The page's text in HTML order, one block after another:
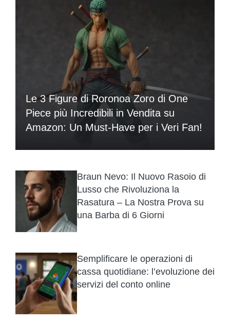
Le 3 Figure di Roronoa Zoro di One
Piece più Incredibili in Vendita su
Amazon: Un Must-Have per i Veri Fan!
Braun Nevo: Il Nuovo Rasoio di
Lusso che Rivoluziona la
Rasatura – La Nostra Prova su
una Barba di 6 Giorni
Semplificare le operazioni di
cassa quotidiane: l’evoluzione dei
servizi del conto online